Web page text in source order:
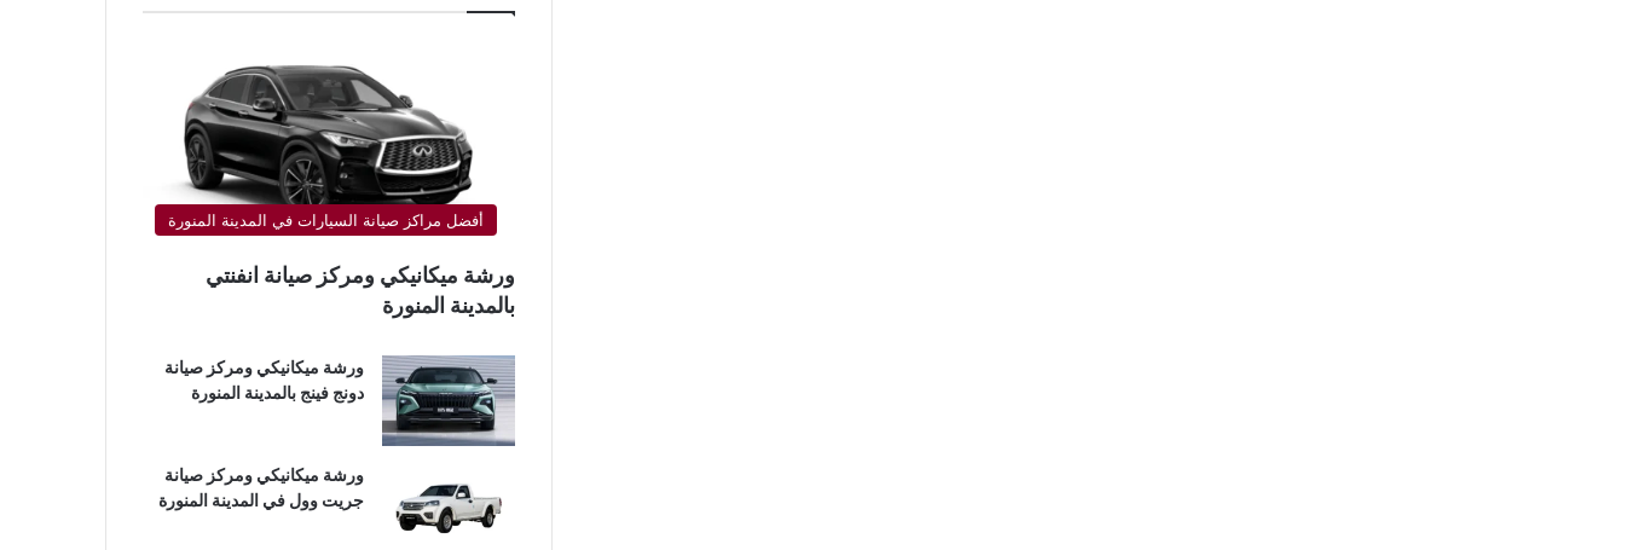
أفضل مراكز صيانة السيارات في المدينة المنورة
ورشة ميكانيكي ومركز صيانة انفنتي
بالمدينة المنورة
ورشة ميكانيكي ومركز صيانة
دونج فينج بالمدينة المنورة
ورشة ميكانيكي ومركز صيانة
جريت وول في المدينة المنورة